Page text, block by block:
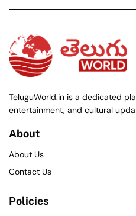
TeluguWorld.in is a dedicated
entertainment, and cultural
About
About Us
Contact Us
Policies